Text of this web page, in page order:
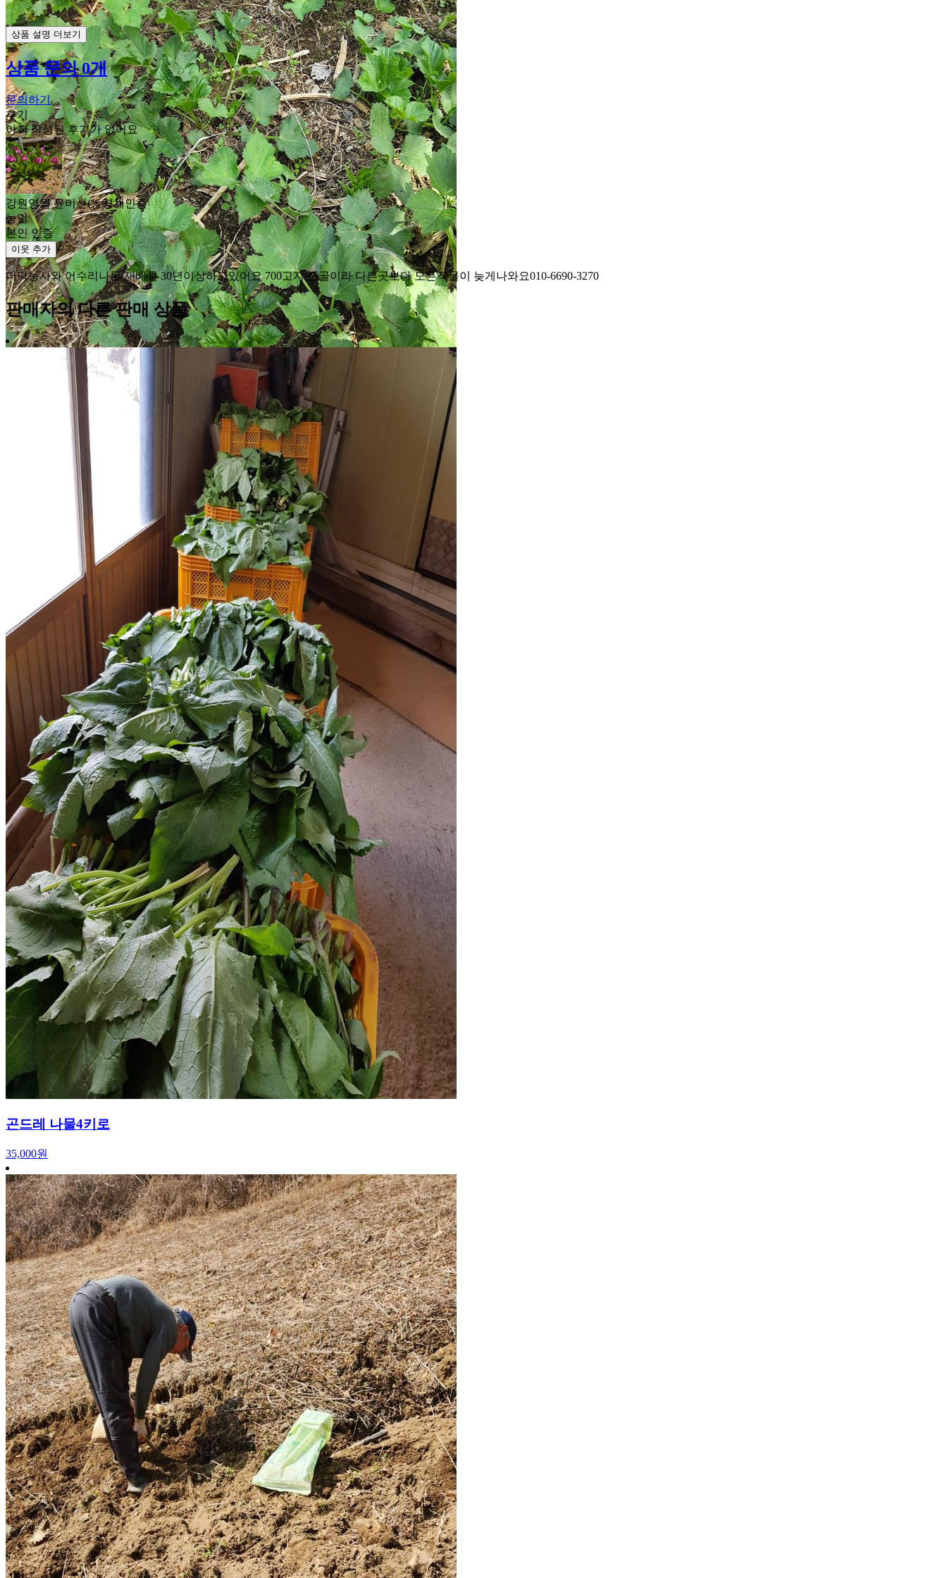
상품 설명 더보기
상품 문의 0개
문의하기
후기
아직 작성된 후기가 없어요
강원영월 윤미선(농경채인증
농민
본인 인증
이웃 추가
더덕농사와 어수리나물 재배를 30년이상하고있어요 700고지 산골이라 다른곳보다 모든작물이 늦게나와요010-6690-3270
판매자의 다른 판매 상품
곤드레 나물4키로
35,000원